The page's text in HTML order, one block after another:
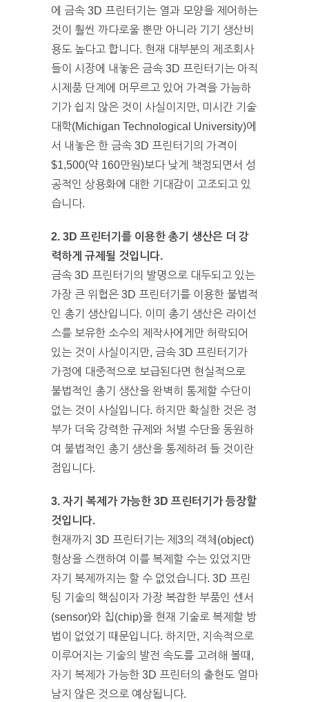
에 금속 3D 프린터기는 열과 모양을 제어하는
것이 훨씬 까다로울 뿐만 아니라 기기 생산비
용도 높다고 합니다. 현재 대부분의 제조회사
들이 시장에 내놓은 금속 3D 프린터기는 아직
시제품 단계에 머무르고 있어 가격을 가늠하
기가 쉽지 않은 것이 사실이지만, 미시간 기술
대학(Michigan Technological University)에
서 내놓은 한 금속 3D 프린터기의 가격이
$1,500(약 160만원)보다 낮게 책정되면서 성
공적인 상용화에 대한 기대감이 고조되고 있
습니다.
2. 3D 프린터기를 이용한 총기 생산은 더 강
력하게 규제될 것입니다.
금속 3D 프린터기의 발명으로 대두되고 있는
가장 큰 위협은 3D 프린터기를 이용한 불법적
인 총기 생산입니다. 이미 총기 생산은 라이선
스를 보유한 소수의 제작사에게만 허락되어
있는 것이 사실이지만, 금속 3D 프린터기가
가정에 대중적으로 보급된다면 현실적으로
불법적인 총기 생산을 완벽히 통제할 수단이
없는 것이 사실입니다. 하지만 확실한 것은 정
부가 더욱 강력한 규제와 처벌 수단을 동원하
여 불법적인 총기 생산을 통제하려 들 것이란
점입니다.
3. 자기 복제가 가능한 3D 프린터기가 등장할
것입니다.
현재까지 3D 프린터기는 제3의 객체(object)
형상을 스캔하여 이를 복제할 수는 있었지만
자기 복제까지는 할 수 없었습니다. 3D 프린
팅 기술의 핵심이자 가장 복잡한 부품인 센서
(sensor)와 칩(chip)을 현재 기술로 복제할 방
법이 없었기 때문입니다. 하지만, 지속적으로
이루어지는 기술의 발전 속도를 고려해 볼때,
자기 복제가 가능한 3D 프린터의 출현도 얼마
남지 않은 것으로 예상됩니다.